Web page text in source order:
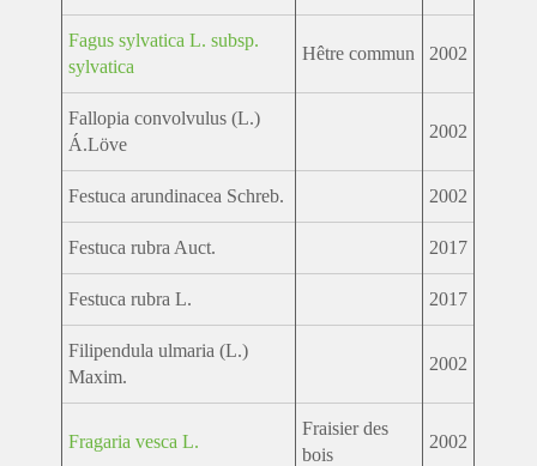
Fagus sylvatica L. subsp.
sylvatica
Hêtre commun 2002
Fallopia convolvulus (L.)
Á.Löve
2002
Festuca arundinacea Schreb. 2002
Festuca rubra Auct. 2017
Festuca rubra L. 2017
Filipendula ulmaria (L.)
Maxim.
2002
Fragaria vesca L.
Fraisier des
bois
2002